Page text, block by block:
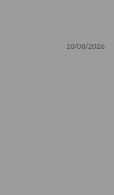
10/08/2026